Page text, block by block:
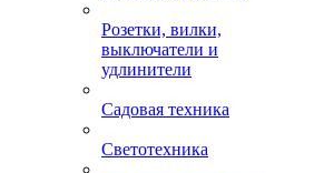
Розетки, вилки,
выключатели и
удлинители
Садовая техника
Светотехника